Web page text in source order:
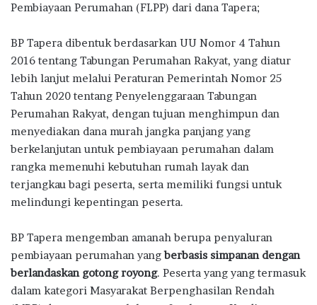
Pembiayaan Perumahan (FLPP) dari dana Tapera;
BP Tapera dibentuk berdasarkan UU Nomor 4 Tahun
2016 tentang Tabungan Perumahan Rakyat, yang diatur
lebih lanjut melalui Peraturan Pemerintah Nomor 25
Tahun 2020 tentang Penyelenggaraan Tabungan
Perumahan Rakyat, dengan tujuan menghimpun dan
menyediakan dana murah jangka panjang yang
berkelanjutan untuk pembiayaan perumahan dalam
rangka memenuhi kebutuhan rumah layak dan
terjangkau bagi peserta, serta memiliki fungsi untuk
melindungi kepentingan peserta.
BP Tapera mengemban amanah berupa penyaluran
pembiayaan perumahan yangberbasis simpanan dengan
berlandaskan gotong royong. Peserta yang yang termasuk
dalam kategori Masyarakat Berpenghasilan Rendah